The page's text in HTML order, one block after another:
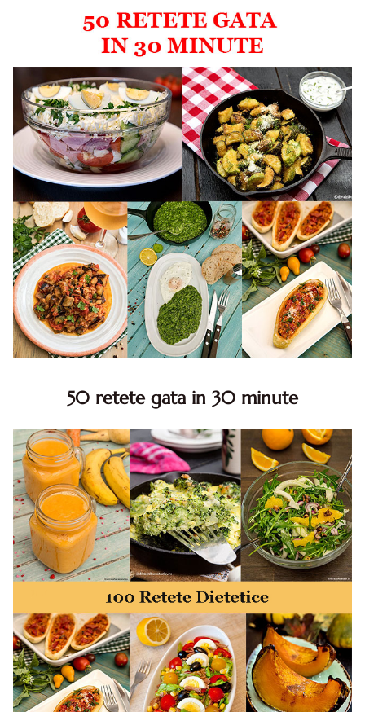
50 retete gata in 30 minute
minute. Retete rapide. Retete rapide de mancare. Idei
retete mancare rapid